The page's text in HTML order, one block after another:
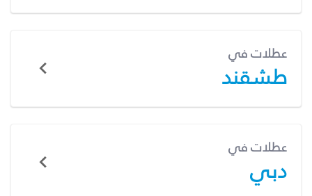
عطلات في
طشقند
عطلات في
دبي